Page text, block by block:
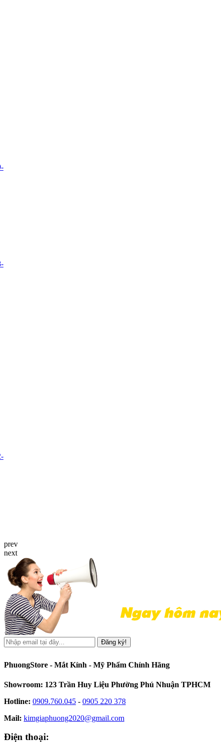
prev
next
Đăng ký!
PhuongStore - Mắt Kính - Mỹ Phẩm Chính Hãng
Showroom: 123 Trần Huy Liệu Phường Phú Nhuận TPHCM
Hotline: 0909.760.045 - 0905 220 378
Mail: kimgiaphuong2020@gmail.com
Điện thoại: